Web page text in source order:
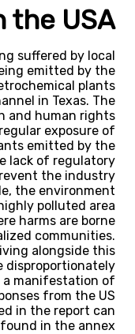
the USA
suffered by local
emitted by the
plants
in Texas. The
and human rights
exposure of
emitted by the
lack of regulatory
the industry
the environment
polluted area
harms are borne
communities.
alongside this
disproportionately
a manifestation of
from the US
in the report can
in the annex.